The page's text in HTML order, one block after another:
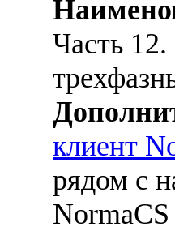
Часть
клиент
рядом с
NormaCS